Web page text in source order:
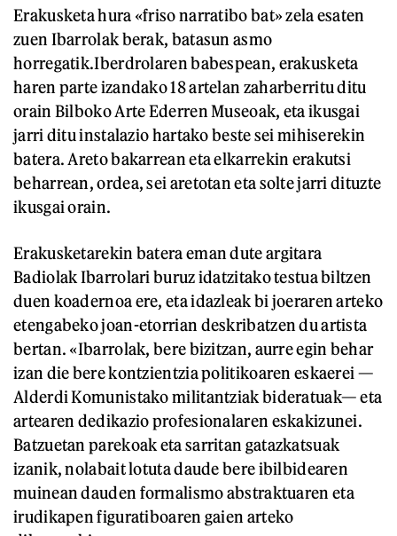
Erakusketa hura «friso narratibo bat» zela esaten
zuen Ibarrolak berak, batasun asmo
horregatik.Iberdrolaren babespean, erakusketa
haren parte izandako 18 artelan zaharberritu ditu
orain Bilboko Arte Ederren Museoak, eta ikusgai
jarri ditu instalazio hartako beste sei mihiserekin
batera. Areto bakarrean eta elkarrekin erakutsi
beharrean, ordea, sei aretotan eta solte jarri dituzte
ikusgai orain.
Erakusketarekin batera eman dute argitara
Badiolak Ibarrolari buruz idatzitako testua biltzen
duen koadernoa ere, eta idazleak bi joeraren arteko
etengabeko joan-etorrian deskribatzen du artista
bertan. «Ibarrolak, bere bizitzan, aurre egin behar
izan die bere kontzientzia politikoaren eskaerei —
Alderdi Komunistako militantziak bideratuak— eta
artearen dedikazio profesionalaren eskakizunei.
Batzuetan parekoak eta sarritan gatazkatsuak
izanik, nolabait lotuta daude bere ibilbidearen
muinean dauden formalismo abstraktuaren eta
irudikapen figuratiboaren gaien arteko